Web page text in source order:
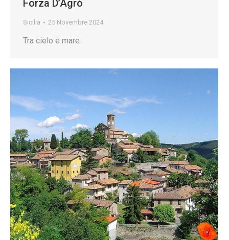
Forza D’Agrò
Sicilia 25 Novembre 2024
Tra cielo e mare